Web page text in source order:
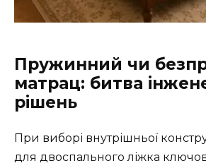
Пружинний чи
матрац: битва
рішень
При виборі внутрішньої
для двоспального ліжка